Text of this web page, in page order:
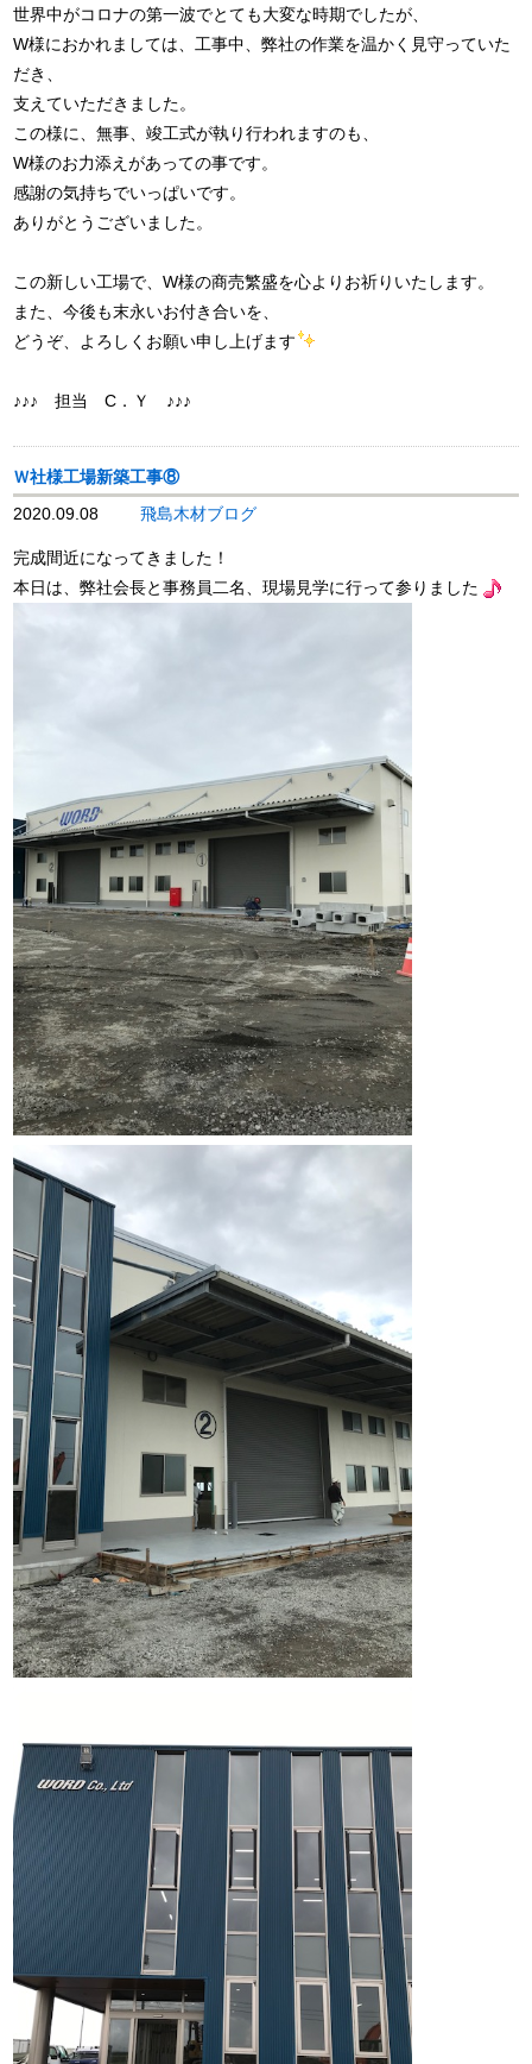
世界中がコロナの第一波でとても大変な時期でしたが、
W様におかれましては、工事中、弊社の作業を温かく見守っていた
だき、
支えていただきました。
この様に、無事、竣工式が執り行われますのも、
W様のお力添えがあっての事です。
感謝の気持ちでいっぱいです。
ありがとうございました。
この新しい工場で、W様の商売繁盛を心よりお祈りいたします。
また、今後も末永いお付き合いを、
どうぞ、よろしくお願い申し上げます
♪♪♪ 担当 C．Ｙ ♪♪♪
Ｗ社様工場新築工事⑧
2020.09.08
飛島木材ブログ
完成間近になってきました！
本日は、弊社会長と事務員二名、現場見学に行って参りました